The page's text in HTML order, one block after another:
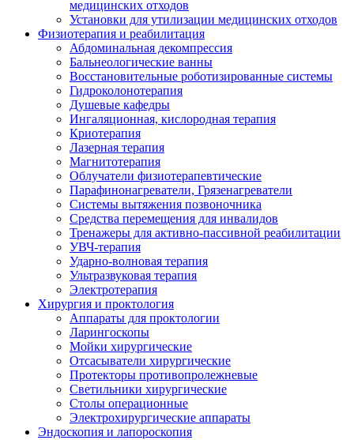
медицинских отходов
Установки для утилизации медицинских отходов
Физиотерапия и реабилитация
Абдоминальная декомпрессия
Бальнеологические ванны
Восстановительные роботизированные системы
Гидроколонотерапия
Душевые кафедры
Ингаляционная, кислородная терапия
Криотерапия
Лазерная терапия
Магнитотерапия
Облучатели физиотерапевтические
Парафинонагреватели, Грязенагреватели
Системы вытяжения позвоночника
Средства перемещения для инвалидов
Тренажеры для активно-пассивной реабилитации
УВЧ-терапия
Ударно-волновая терапия
Ультразвуковая терапия
Электротерапия
Хирургия и проктология
Аппараты для проктологии
Ларингоскопы
Мойки хирургические
Отсасыватели хирургические
Протекторы противопролежневые
Светильники хирургические
Столы операционные
Электрохирургические аппараты
Эндоскопия и лапороскопия